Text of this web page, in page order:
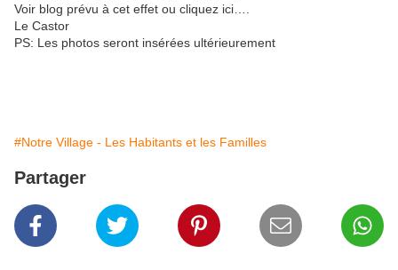
Voir blog prévu à cet effet ou cliquez ici….
Le Castor
PS: Les photos seront insérées ultérieurement
#Notre Village - Les Habitants et les Familles
Partager